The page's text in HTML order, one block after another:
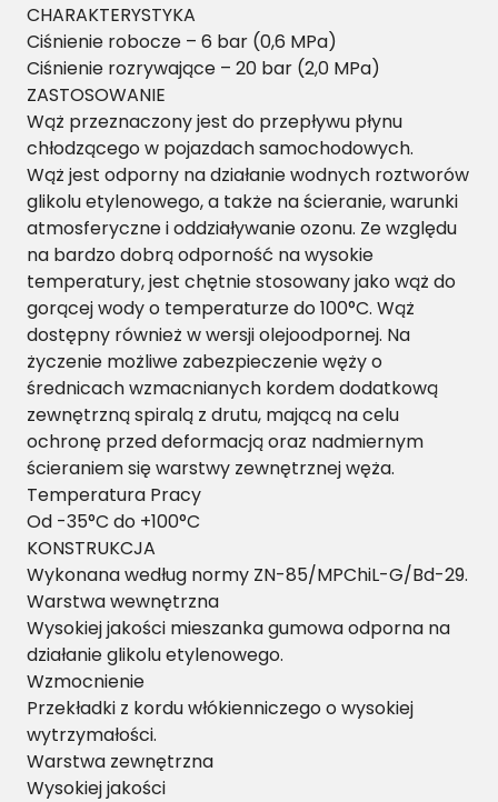
CHARAKTERYSTYKA
Ciśnienie robocze – 6 bar (0,6 MPa)
Ciśnienie rozrywające – 20 bar (2,0 MPa)
ZASTOSOWANIE
Wąż przeznaczony jest do przepływu płynu
chłodzącego w pojazdach samochodowych.
Wąż jest odporny na działanie wodnych roztworów
glikolu etylenowego, a także na ścieranie, warunki
atmosferyczne i oddziaływanie ozonu. Ze względu
na bardzo dobrą odporność na wysokie
temperatury, jest chętnie stosowany jako wąż do
gorącej wody o temperaturze do 100°C. Wąż
dostępny również w wersji olejoodpornej. Na
życzenie możliwe zabezpieczenie węży o
średnicach wzmacnianych kordem dodatkową
zewnętrzną spiralą z drutu, mającą na celu
ochronę przed deformacją oraz nadmiernym
ścieraniem się warstwy zewnętrznej węża.
Temperatura Pracy
Od -35°C do +100°C
KONSTRUKCJA
Wykonana według normy ZN-85/MPChiL-G/Bd-29.
Warstwa wewnętrzna
Wysokiej jakości mieszanka gumowa odporna na
działanie glikolu etylenowego.
Wzmocnienie
Przekładki z kordu włókienniczego o wysokiej
wytrzymałości.
Warstwa zewnętrzna
Wysokiej jakości